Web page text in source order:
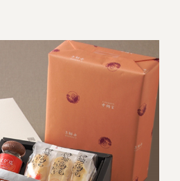
全ての商品を見る
る